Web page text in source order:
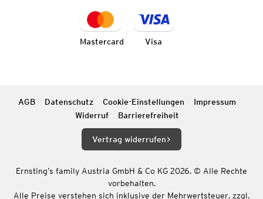
Mastercard Visa
AGB Datenschutz Cookie-Einstellungen
Impressum
Widerruf
Barrierefreiheit
Vertrag widerrufen
Ernsting’s family Austria GmbH & Co KG 2026. © Alle Rechte
vorbehalten.
Alle Preise verstehen sich inklusive der Mehrwertsteuer, zzgl.